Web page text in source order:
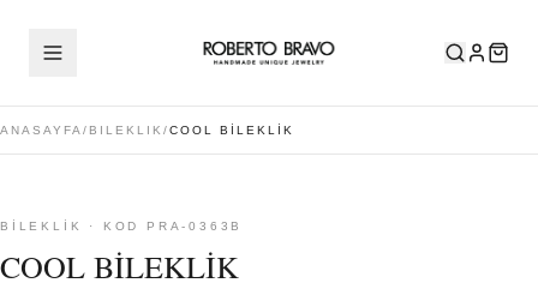
ANASAYFA / BILEKLIK /COOL BİLEKLİK
BILEKLIK · KOD PRA-0363B
COOL BİLEKLİK